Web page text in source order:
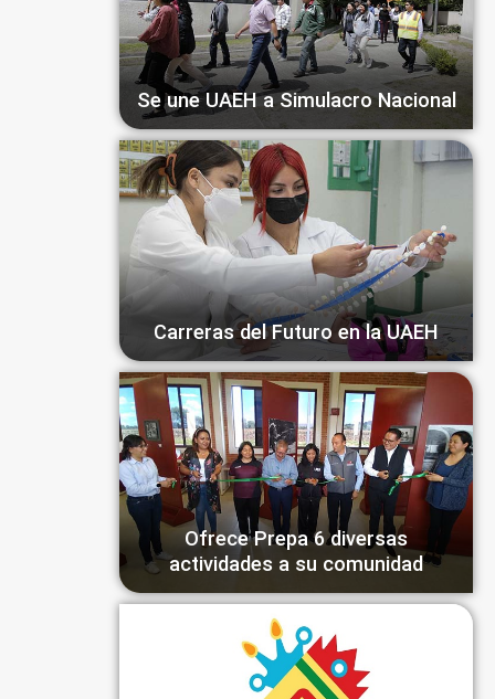
Se une UAEH a Simulacro Nacional
Carreras del Futuro en la UAEH
Ofrece Prepa 6 diversas
actividades a su comunidad